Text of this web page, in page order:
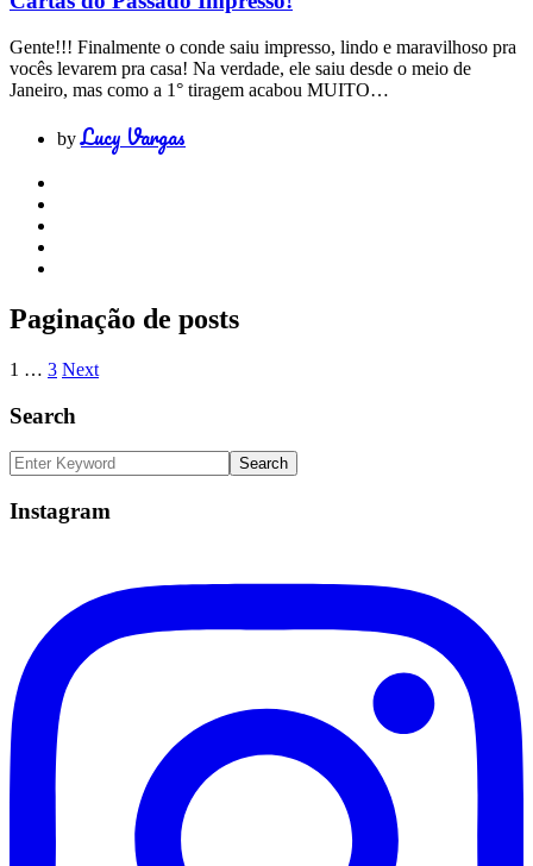
Gente!!! Finalmente o conde saiu impresso, lindo e maravilhoso pra
vocês levarem pra casa! Na verdade, ele saiu desde o meio de
Janeiro, mas como a 1° tiragem acabou MUITO…
byLucy Vargas
Paginação de posts
1 … 3 Next
Search
Instagram